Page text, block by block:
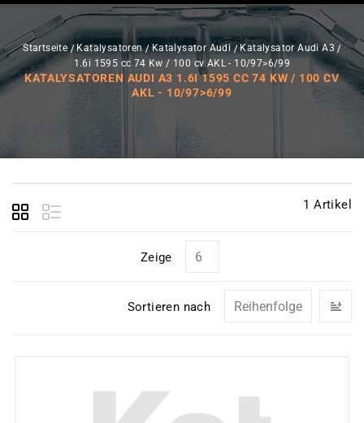
Startseite Katalysatoren Katalysator Audi
Katalysator Audi A3
1.6i 1595 cc 74 Kw / 100 cv AKL - 10/97>6/99
KATALYSATOREN AUDI A3 1.6I 1595 CC 74 KW / 100 CV
AKL - 10/97>6/99
1 Artikel
Zeige
Sortieren nach